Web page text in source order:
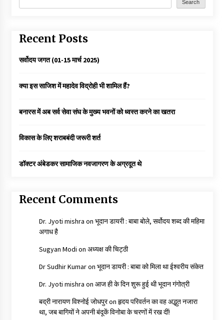
Search
Recent Posts
सर्वोदय जगत (01-15 मार्च 2025)
क्या इस साजिश में महादेव विद्रोही भी शामिल हैं?
बनारस में अब सर्व सेवा संघ के मुख्य भवनों को ध्वस्त करने का खतरा
विकास के लिए शराबबंदी जरूरी शर्त
डॉक्टर अंबेडकर सामाजिक नवजागरण के अग्रदूत थे
Recent Comments
Dr. Jyoti mishra on भूदान डायरी : बाबा बोले, सर्वोदय शब्द की महिमा
अगाध है
Sugyan Modi on अध्यक्ष की चिट्ठी
Dr Sudhir Kumaron भूदान डायरी : बाबा को मिला था ईश्वरीय संकेत
Dr. Jyoti mishra on आज ही के दिन शुरू हुई थी भूदान गंगोत्री
बद्री नारायण विश्नोई जोधपुरon हृदय परिवर्तन का वह अद्भुत नजारा
था, जब बागियों ने अपनी बंदूकें विनोबा के चरणों में रख दीं!